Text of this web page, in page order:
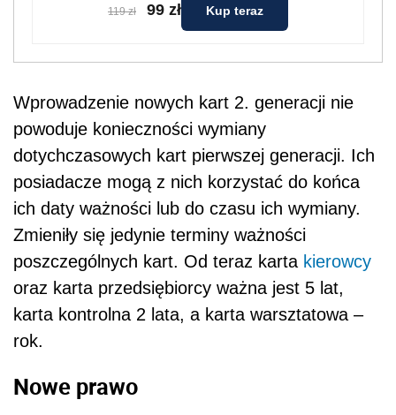
119 zł 99 zł Kup teraz
Wprowadzenie nowych kart 2. generacji nie
powoduje konieczności wymiany
dotychczasowych kart pierwszej generacji. Ich
posiadacze mogą z nich korzystać do końca
ich daty ważności lub do czasu ich wymiany.
Zmieniły się jedynie terminy ważności
poszczególnych kart. Od teraz karta kierowcy
oraz karta przedsiębiorcy ważna jest 5 lat,
karta kontrolna 2 lata, a karta warsztatowa –
rok.
Nowe prawo